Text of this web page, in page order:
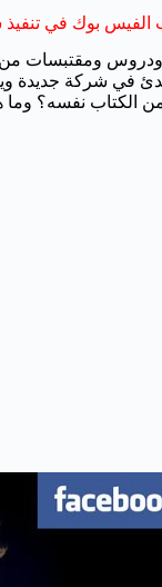
ومقتبسات
في شركة جديدة
نفسه؟ وما هو